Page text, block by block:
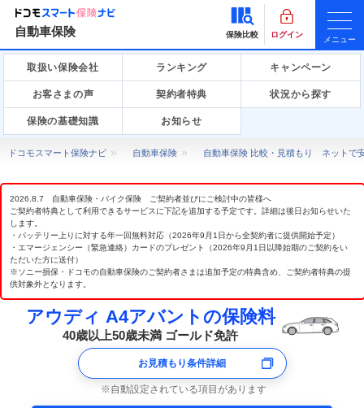
自動車保険 保険比較 ログイン
メニュー
取扱い保険会社 ランキング キャンペーン
お客さまの声 契約者特典 状況から探す
保険の基礎知識 お知らせ
ドコモスマート保険ナビ 自動車保険 自動車保険 比較・見積もり ネットで
2026.8.7 自動車保険・バイク保険 ご契約者並びにご検討中の皆様へ
ご契約者特典として利用できるサービスに下記を追加する予定です。詳細は後日お知らせいた
します。
・バッテリー上りに対する年一回無料対応（2026年9月1日から全契約者に提供開始予定）
・エマージェンシー（緊急連絡）カードのプレゼント（2026年9月1日以降始期のご契約をい
ただいた方に送付）
※ソニー損保・ドコモの自動車保険のご契約者さまは追加予定の特典含め、ご契約者特典の提
供対象外となります。
アウディ A4アバントの保険料
40歳以上50歳未満 ゴールド免許
お見積もり条件詳細
自動設定されている項目があります